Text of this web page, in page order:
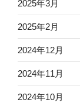
2025年3月
2025年2月
2024年12月
2024年11月
2024年10月